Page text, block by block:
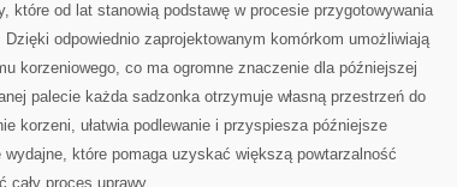
które od lat stanowią podstawę w procesie przygotowywania
odpowiednio zaprojektowanym komórkom umożliwiają
korzeniowego, co ma ogromne znaczenie dla późniejszej
palecie każda sadzonka otrzymuje własną przestrzeń do
korzeni, ułatwia podlewanie i przyspiesza późniejsze
które pomaga uzyskać większą powtarzalność
cały proces uprawy.